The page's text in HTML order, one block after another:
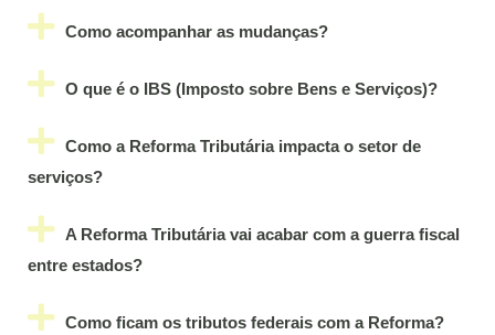
Como acompanhar as mudanças?
O que é o IBS (Imposto sobre Bens e Serviços)?
Como a Reforma Tributária impacta o setor de
serviços?
A Reforma Tributária vai acabar com a guerra fiscal
entre estados?
Como ficam os tributos federais com a Reforma?